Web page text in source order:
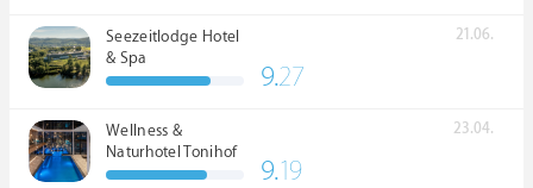
Seezeitlodge Hotel
& Spa
21.06.
9.27
Wellness &
Naturhotel Tonihof
****S
23.04.
9.19